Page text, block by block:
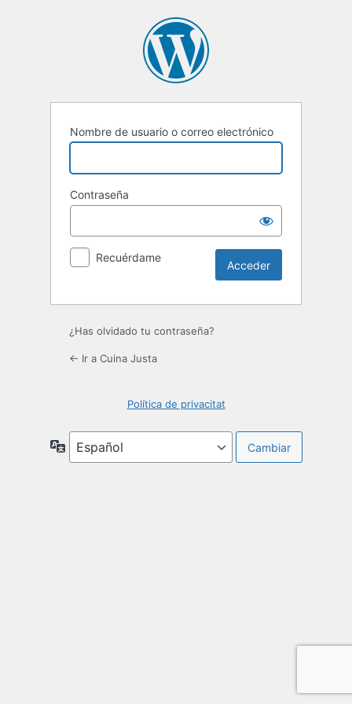
Nombre de usuario o correo electrónico
Contraseña
Recuérdame
¿Has olvidado tu contraseña?
← Ir a Cuina Justa
Política de privacitat
Idioma